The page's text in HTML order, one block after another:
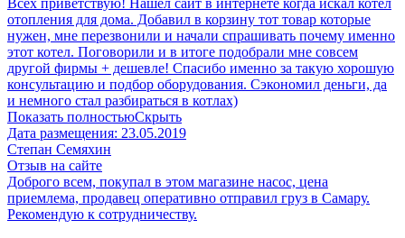
Всех приветствую! Нашел сайт в интернете когда искал котел
отопления для дома. Добавил в корзину тот товар которые
нужен, мне перезвонили и начали спрашивать почему именно
этот котел. Поговорили и в итоге подобрали мне совсем
другой фирмы + дешевле! Спасибо именно за такую хорошую
консультацию и подбор оборудования. Сэкономил деньги, да
и немного стал разбираться в котлах)
Показать полностьюСкрыть
Дата размещения: 23.05.2019
Степан Семяхин
Отзыв на сайте
Доброго всем, покупал в этом магазине насос, цена
приемлема, продавец оперативно отправил груз в Самару.
Рекомендую к сотрудничеству.